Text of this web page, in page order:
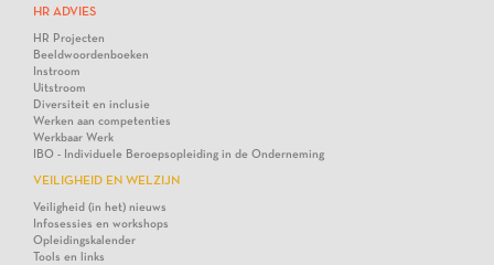
HR ADVIES
HR Projecten
Beeldwoordenboeken
Instroom
Uitstroom
Diversiteit en inclusie
Werken aan competenties
Werkbaar Werk
IBO - Individuele Beroepsopleiding in de Onderneming
VEILIGHEID EN WELZIJN
Veiligheid (in het) nieuws
Infosessies en workshops
Opleidingskalender
Tools en links